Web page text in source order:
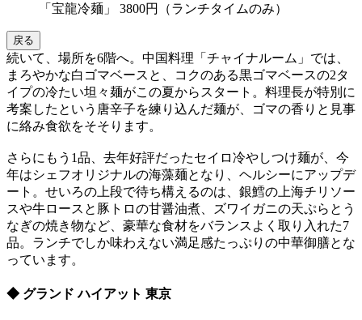
「宝龍冷麺」 3800円（ランチタイムのみ）
戻る
続いて、場所を6階へ。中国料理「チャイナルーム」では、
まろやかな白ゴマベースと、コクのある黒ゴマベースの2タ
イプの冷たい坦々麺がこの夏からスタート。料理長が特別に
考案したという唐辛子を練り込んだ麺が、ゴマの香りと見事
に絡み食欲をそそります。
さらにもう1品、去年好評だったセイロ冷やしつけ麺が、今
年はシェフオリジナルの海藻麺となり、ヘルシーにアップデ
ート。せいろの上段で待ち構えるのは、銀鱈の上海チリソー
スや牛ロースと豚トロの甘醤油煮、ズワイガニの天ぷらとう
なぎの焼き物など、豪華な食材をバランスよく取り入れた7
品。ランチでしか味わえない満足感たっぷりの中華御膳とな
っています。
◆ グランド ハイアット 東京